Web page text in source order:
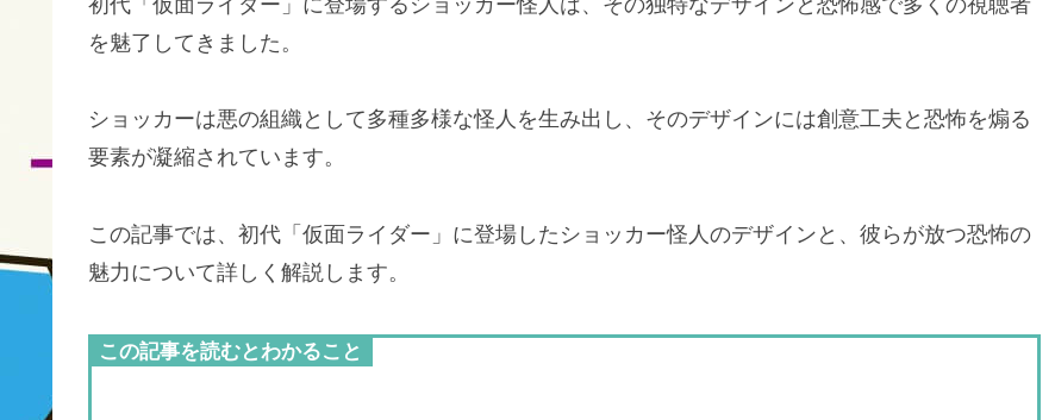
を魅了してきました。
ショッカーは悪の組織として多種多様な怪人を生み出し、そのデザインには創意工夫と恐怖を煽る
要素が凝縮されています。
この記事では、初代「仮面ライダー」に登場したショッカー怪人のデザインと、彼らが放つ恐怖の
魅力について詳しく解説します。
この記事を読むとわかること